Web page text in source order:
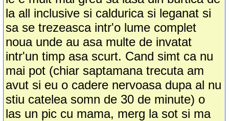
la all inclusive si caldurica si leganat si
sa se trezeasca intr'o lume complet
noua unde au asa multe de invatat
intr'un timp asa scurt. Cand simt ca nu
mai pot (chiar saptamana trecuta am
avut si eu o cadere nervoasa dupa al nu
stiu catelea somn de 30 de minute) o
las un pic cu mama, merg la sot si ma